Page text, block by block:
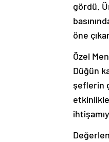
gördü.
öne
Özel
Düğün
şeflerin